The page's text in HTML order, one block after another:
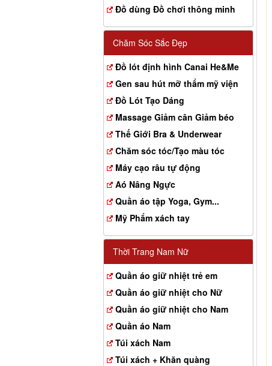
Đồ dùng Đồ chơi thông minh
Chăm Sóc Sắc Đẹp
Đồ lót định hình Canai He&Me
Gen sau hút mỡ thẩm mỹ viện
Đồ Lót Tạo Dáng
Massage Giảm cân Giảm béo
Thế Giới Bra & Underwear
Chăm sóc tóc/Tạo màu tóc
Máy cạo râu tự động
Aó Nâng Ngực
Quần áo tập Yoga, Gym...
Mỹ Phẩm xách tay
Thời Trang Nam Nữ
Quần áo giữ nhiệt trẻ em
Quần áo giữ nhiệt cho Nữ
Quần áo giữ nhiệt cho Nam
Quần áo Nam
Túi xách Nam
Túi xách + Khăn quàng